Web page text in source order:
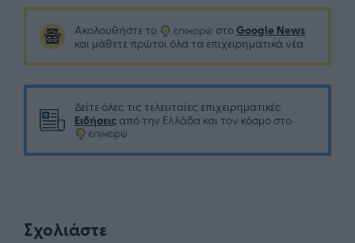
Ακολουθήστε το στο Google News
και μάθετε πρώτοι όλα τα επιχειρηματικά νέα
Δείτε όλες τις τελευταίες επιχειρηματικές
Ειδήσεις από την Ελλάδα και τον κόσμο στο
Σχολιάστε